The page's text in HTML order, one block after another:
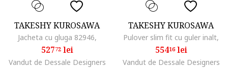
TAKESHY KUROSAWA
Jacheta cu gluga 82946,
52772lei
Vandut de Dessale Designers
TAKESHY KUROSAWA
Pulover slim fit cu guler inalt,
55416lei
Vandut de Dessale Designers